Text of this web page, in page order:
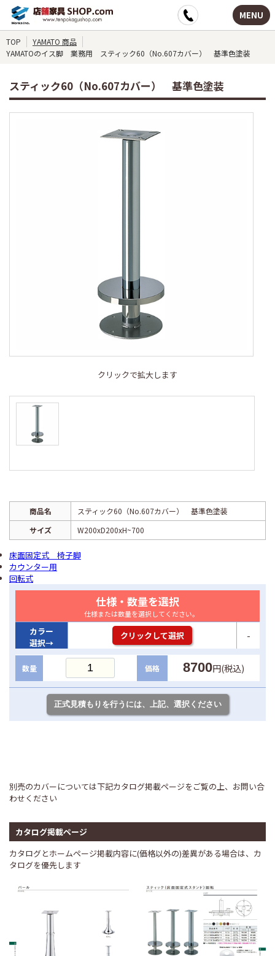
MENU
TOP
YAMATO 商品
YAMATOのイス脚 業務用 スティック60（No.607カバー） 基準色塗装
スティック60（No.607カバー） 基準色塗装
クリックで拡大します
商品名
スティック60（No.607カバー） 基準色塗装
サイズ
W200xD200xH~700
床面固定式 椅子脚
カウンター用
回転式
仕様・数量を選択
仕様または数量を選択してください。
カラー
選択→
クリックして選択 -
数量 価格 8700円(税込)
別売のカバーについては下記カタログ掲載ページをご覧の上、お問い合
わせください
カタログ掲載ページ
カタログとホームページ掲載内容に(価格以外の)差異がある場合は、カ
タログを優先します